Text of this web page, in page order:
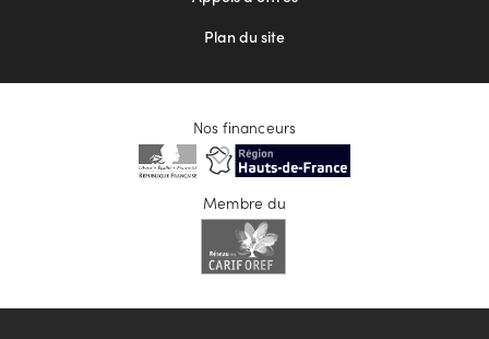
Plan du site
Nos financeurs
Membre du